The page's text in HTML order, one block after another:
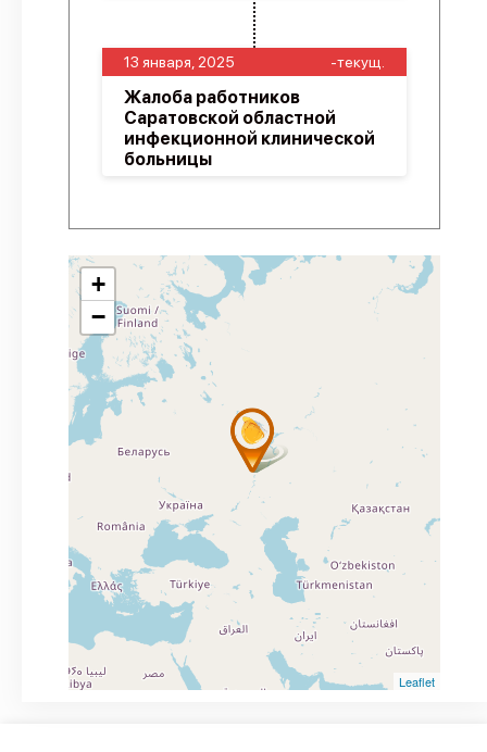
13 января, 2025 -текущ.
Жалоба работников
Саратовской областной
инфекционной клинической
больницы
+
−
Leaflet